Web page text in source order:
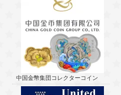
中国金幣集団コレクターコイン